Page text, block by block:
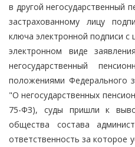
в другой негосударственный
застрахованному лицу
ключа электронной подписи
электронном виде
негосударственный
положениями Федерального
"О негосударственных
75-ФЗ), суды пришли к
общества состава
ответственность за которое